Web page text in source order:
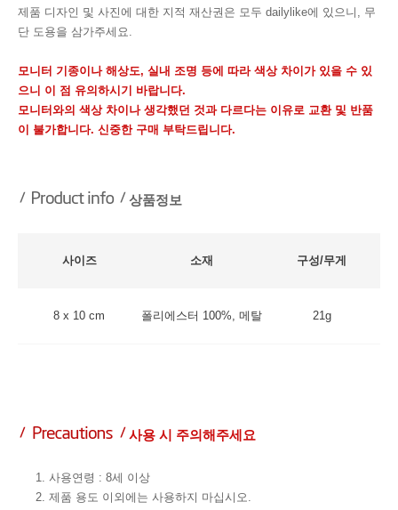
제품 디자인 및 사진에 대한 지적 재산권은 모두 dailylike에 있으니, 무
단 도용을 삼가주세요.
모니터 기종이나 해상도, 실내 조명 등에 따라 색상 차이가 있을 수 있
으니 이 점 유의하시기 바랍니다.
모니터와의 색상 차이나 생각했던 것과 다르다는 이유로 교환 및 반품
이 불가합니다. 신중한 구매 부탁드립니다.
상품정보
사이즈 소재 구성/무게
8 x 10 cm 폴리에스터 100%, 메탈 21g
사용 시 주의해주세요
1. 사용연령 : 8세 이상
2. 제품 용도 이외에는 사용하지 마십시오.